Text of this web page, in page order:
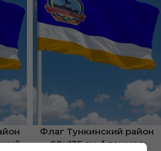
Флаг Тункинский район
90х135 см флажная